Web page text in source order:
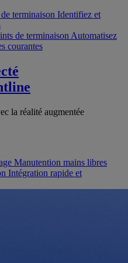
terminaison Identifiez et
de terminaison Automatisez
courantes
la réalité augmentée
Manutention mains libres
Intégration rapide et